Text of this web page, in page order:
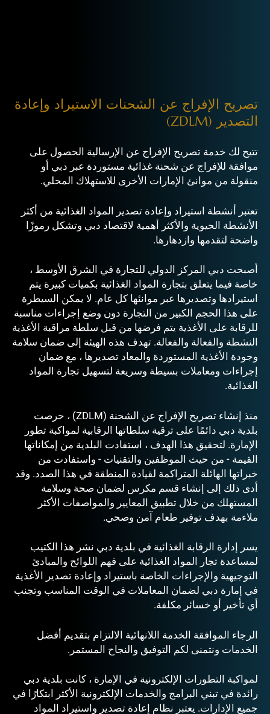
تصريح الإفراج عن الشحنات الاستيراد وإعادة
التصدير (ZDLM)
تتيح لك خدمة تصريح الإفراج عن الإرسالية الحصول على
موافقة للإفراج عن شحنة غذائية مستوردة عبر دبي أو
منقولة من موانئ الإمارات الأخرى للاستهلاك المحلي.
تعتبر أنشطة استيراد وإعادة تصدير المواد الغذائية من أكثر
الأنشطة الحيوية والأكثر أهمية لاقتصاد دبي وتشكل رموزًا
واضحة لتقدمها وازدهارها.
أصبحت دبي المركز الدولي للتجارة في الشرق الأوسط ،
خاصة فيما يتعلق بتجارة المواد الغذائية بكميات كبيرة يتم
استيرادها وتصديرها عبر موانئها كل عام. لا يمكن السيطرة
على هذا الحجم الكبير من التجارة دون وضع إجراءات مناسبة
للرقابة على الأغذية يتم فرضها من قبل سلطة مراقبة الأغذية
النشطة والفعالة والفعالة. تهدف هذه الهيئة إلى ضمان سلامة
وجودة الأغذية المستوردة والمعاد تصديرها ، مع ضمان
إجراءات ومعاملات بسيطة وسريعة لتسهيل تجارة المواد
الغذائية.
منذ إنشاء تصريح الإفراج عن الشحنة (ZDLM) ، حرصت
بلدية دبي دائمًا على ترقية سلطاتها الرقابية لمواكبة تطور
الإمارة. لتحقيق هذا الهدف ، استفادت البلدية من إمكاناتها
القيمة - من حيث الموظفين والتقنيات - واستفادت من
خبراتها الهائلة المتراكمة لقيادة المنطقة في هذا الصدد. وقد
أدى ذلك إلى إنشاء قسم مكرس لضمان صحة وسلامة
المستهلك من خلال تطبيق المعايير والمواصفات الأكثر
ملاءمة بهدف توفير طعام آمن وصحي.
يسر إدارة الرقابة الغذائية في بلدية دبي نشر هذا الكتيب
لمساعدة تجار المواد الغذائية على فهم اللوائح والمبادئ
التوجيهية والإجراءات الخاصة باستيراد وإعادة تصدير الأغذية
في إمارة دبي لضمان المعاملات في الوقت المناسب وتجنب
أي تأخير أو خسائر مكلفة.
الرجاء الموافقة الخدمة اللانهائية الالتزام بتقديم أفضل
الخدمات ونتمنى لكم التوفيق والنجاح المستمر.
لمواكبة التطورات الإلكترونية في الإمارة ، كانت بلدية دبي
رائدة في تبني البرامج والخدمات الإلكترونية الأكثر ابتكارًا في
جميع الإدارات. يعتبر نظام إعادة تصدير واستيراد المواد